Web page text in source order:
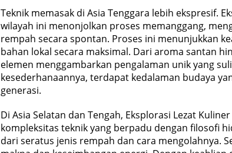
Teknik memasak di Asia Tenggara lebih ekspresif.
wilayah ini menonjolkan proses memanggang,
rempah secara spontan. Proses ini menunjukkan
bahan lokal secara maksimal. Dari aroma santan
elemen menggambarkan pengalaman unik yang
kesederhanaannya, terdapat kedalaman budaya
generasi.
Di Asia Selatan dan Tengah, Eksplorasi Lezat
kompleksitas teknik yang berpadu dengan filosofi
dari seratus jenis rempah dan cara mengolahnya.